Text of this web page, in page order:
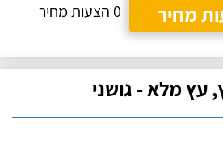
מחיר
0 הצעות מחיר
מלא - גושני